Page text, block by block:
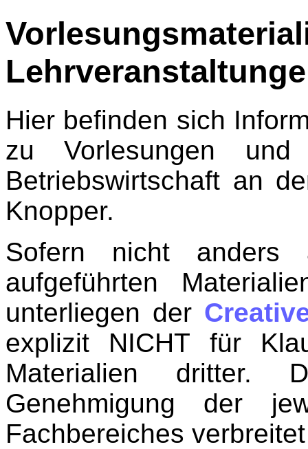
Hier befinden sich
zu Vorlesungen
Betriebswirtschaft an
Knopper.
Sofern nicht anders
aufgeführten
unterliegen der
explizit NICHT für
Materialien dritter.
Genehmigung der
Fachbereiches